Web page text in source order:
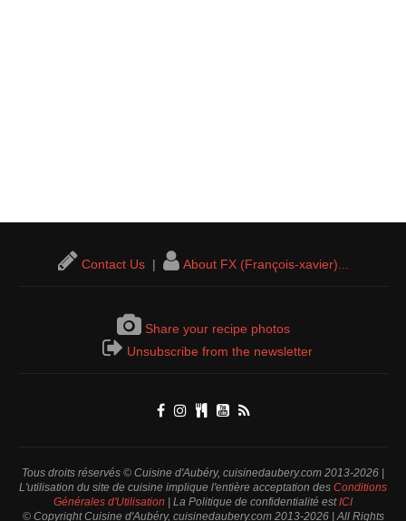
Contact Us| About FX (François-xavier)...
Share your recipe photos
Unsubscribe from the newsletter
Tous droits réservés © Cuisine d'Aubéry, cuisinedaubery.com 2013-2026 |
L'utilisation du site de cuisine implique l'entière acceptation des Conditions
Générales d'Utilisation | La Politique de confidentialité estICI
© Copyright Cuisine d'Aubéry, cuisinedaubery.com 2013-2026 | All Rights